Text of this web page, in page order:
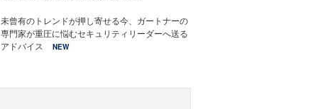
未曾有のトレンドが押し寄せる今、ガートナーの
専門家が重圧に悩むセキュリティリーダーへ送る
アドバイス
NEW